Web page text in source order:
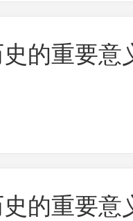
史的重要
史的重要